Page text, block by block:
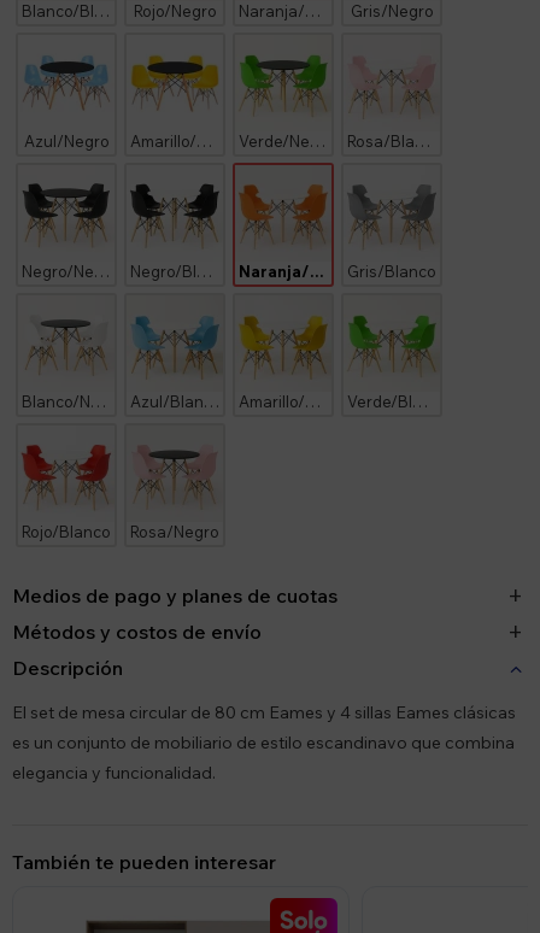
Blanco/Blanco Rojo/Negro Naranja/Negro Gris/Negro
Azul/Negro Amarillo/Negro Verde/Negro Rosa/Blanco
Negro/Negro Negro/Blanco Naranja/Blanco Gris/Blanco
Blanco/Negro Azul/Blanco Amarillo/Blanco Verde/Blanco
Rojo/Blanco Rosa/Negro
Medios de pago y planes de cuotas
Métodos y costos de envío
Descripción
El set de mesa circular de 80 cm Eames y 4 sillas Eames clásicas
es un conjunto de mobiliario de estilo escandinavo que combina
elegancia y funcionalidad.
También te pueden interesar